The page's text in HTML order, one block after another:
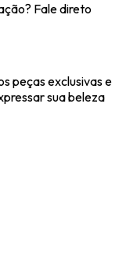
Fale direto
peças exclusivas e
sua beleza